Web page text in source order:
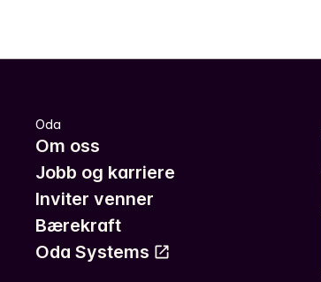
Oda
Om oss
Jobb og karriere
Inviter venner
Bærekraft
Oda Systems